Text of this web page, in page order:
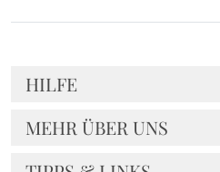
HILFE
MEHR ÜBER UNS